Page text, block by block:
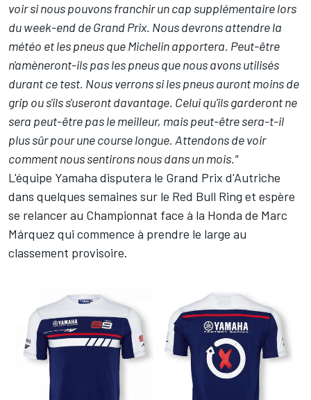
voir si nous pouvons franchir un cap supplémentaire lors
du week-end de Grand Prix. Nous devrons attendre la
météo et les pneus que Michelin apportera. Peut-être
n'amèneront-ils pas les pneus que nous avons utilisés
durant ce test. Nous verrons si les pneus auront moins de
grip ou s'ils s'useront davantage. Celui qu'ils garderont ne
sera peut-être pas le meilleur, mais peut-être sera-t-il
plus sûr pour une course longue. Attendons de voir
comment nous sentirons nous dans un mois."
L'équipe Yamaha disputera le Grand Prix d'Autriche
dans quelques semaines sur le Red Bull Ring et espère
se relancer au Championnat face à la Honda de Marc
Márquez qui commence à prendre le large au
classement provisoire.